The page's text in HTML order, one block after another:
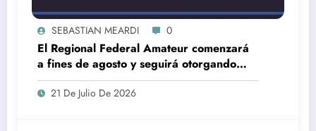
SEBASTIAN MEARDI 0
El Regional Federal Amateur comenzará
a fines de agosto y seguirá otorgando
cuatro ascensos al Torneo Federal A
21 De Julio De 2026